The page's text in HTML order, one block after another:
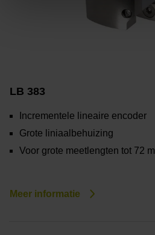
LB 383
Incrementele lineaire encoder
Grote liniaalbehuizing
Voor grote meetlengten tot 72 m
Meer informatie